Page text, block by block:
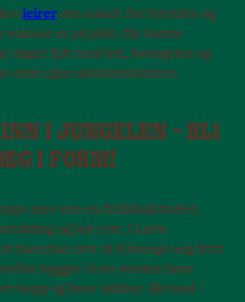
leirer det enkelt for foreldre og
voksne er på jobb, får barna
dager fylt med lek, bevegelse og
våre egne aktivitetsledere.
I JUNGELEN – BLI
I FORM!
mye mer enn en fritidsaktivitet.
og lek i ett. I Leo’s
barn har rett til å bevege seg fritt
bygger vi en verden hvor
hopp og hver sklitur. Bli med –